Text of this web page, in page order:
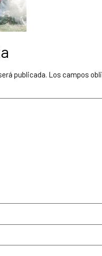
publicada. Los campos